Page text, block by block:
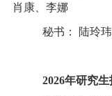
肖康、李娜
秘书： 陆玲
2026年研究